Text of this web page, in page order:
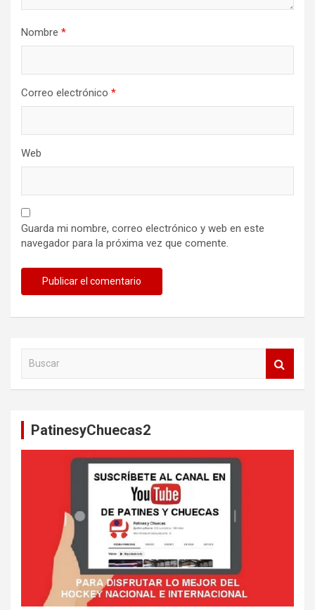
Nombre *
Correo electrónico *
Web
Guarda mi nombre, correo electrónico y web en este
navegador para la próxima vez que comente.
PatinesyChuecas2